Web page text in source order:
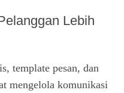
Lebih
template pesan, dan
mengelola komunikasi